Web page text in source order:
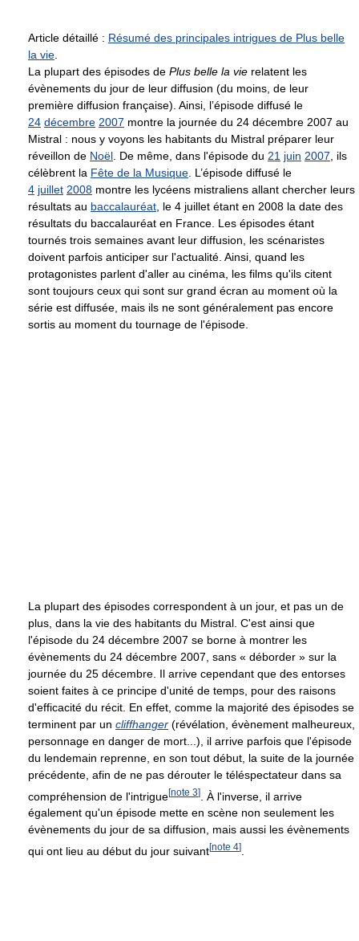
Article détaillé : Résumé des principales intrigues de Plus belle
la vie
La plupart des épisodes de Plus belle la vie relatent les
évènements du jour de leur diffusion (du moins, de leur
première diffusion française). Ainsi, l’épisode diffusé le
24 décembre 2007 montre la journée du 24 décembre 2007 au
Mistral : nous y voyons les habitants du Mistral préparer leur
réveillon de Noël . De même, dans l'épisode du 21 juin 2007 , ils
célèbrent la Fête de la Musique . L’épisode diffusé le
4 juillet 2008 montre les lycéens mistraliens allant chercher leurs
résultats au baccalauréat , le 4 juillet étant en 2008 la date des
résultats du baccalauréat en France. Les épisodes étant
tournés trois semaines avant leur diffusion, les scénaristes
doivent parfois anticiper sur l'actualité. Ainsi, quand les
protagonistes parlent d'aller au cinéma, les films qu'ils citent
sont toujours ceux qui sont sur grand écran au moment où la
série est diffusée, mais ils ne sont généralement pas encore
sortis au moment du tournage de l'épisode.
La plupart des épisodes correspondent à un jour, et pas un de
plus, dans la vie des habitants du Mistral. C'est ainsi que
l'épisode du 24 décembre 2007 se borne à montrer les
évènements du 24 décembre 2007, sans « déborder » sur la
journée du 25 décembre. Il arrive cependant que des entorses
soient faites à ce principe d'unité de temps, pour des raisons
d'efficacité du récit. En effet, comme la majorité des épisodes se
terminent par un cliffhanger (révélation, évènement malheureux,
personnage en danger de mort...), il arrive parfois que l'épisode
du lendemain reprenne, en son tout début, la suite de la journée
précédente, afin de ne pas dérouter le téléspectateur dans sa
compréhension de l'intrigue[note 3]
. À l'inverse, il arrive
également qu'un épisode mette en scène non seulement les
évènements du jour de sa diffusion, mais aussi les évènements
qui ont lieu au début du jour suivant[note 4]